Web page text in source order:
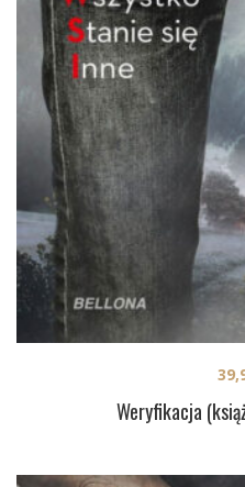
Weryfikacja